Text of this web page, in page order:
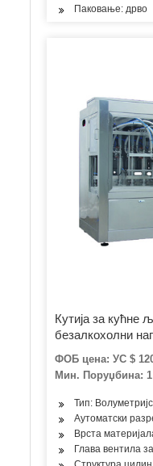
Паковање: дрво
Кутија за кућне
безалкохолни
Кафа Млечни
пуњење
паковање
ФОБ цена: УС $
Мин. Поруџбина:
Тип:
Аутоматски
Врста
Глава вентила